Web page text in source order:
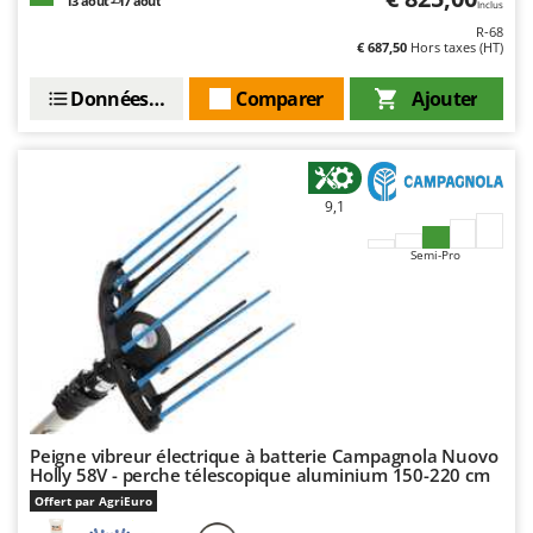
Stiga
Sunseeker
Tellarini Pompe
Telwin
Tenco
Tineco
Titania
Tornado
Tre Spade
Trev - Abrek - TecnoVIR
Trotec
Inclus
R-68
€ 687,50 Hors taxes (HT)
Ajouter
Comparer
Données techniques
9,1
Semi-Pro
Peigne vibreur électrique à batterie Campagnola Nuovo
Holly 58V - perche télescopique aluminium 150-220 cm
Offert par AgriEuro